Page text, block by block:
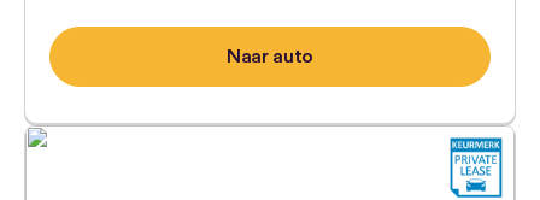
Naar auto